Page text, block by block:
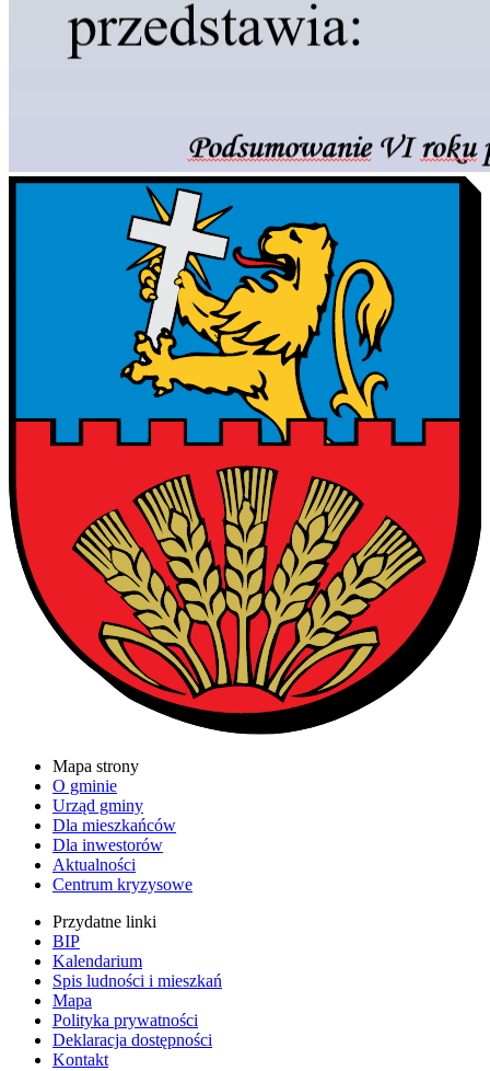
Mapa strony
O gminie
Urząd gminy
Dla mieszkańców
Dla inwestorów
Aktualności
Centrum kryzysowe
Przydatne linki
BIP
Kalendarium
Spis ludności i mieszkań
Mapa
Polityka prywatności
Deklaracja dostępności
Kontakt